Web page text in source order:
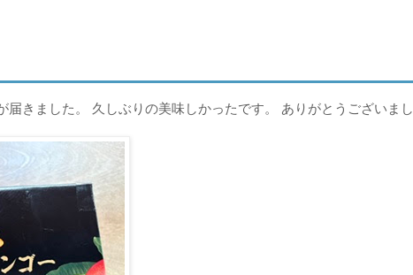
届きました。 久しぶりの美味しかったです。 ありがとうございまし